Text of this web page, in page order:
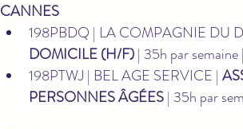
CANNES
198PBDQ | LA COMPAGNIE DU
DOMICILE (H/F) | 35h par
198PTWJ | BEL AGE SERVICE |
PERSONNES ÂGÉES | 35h par